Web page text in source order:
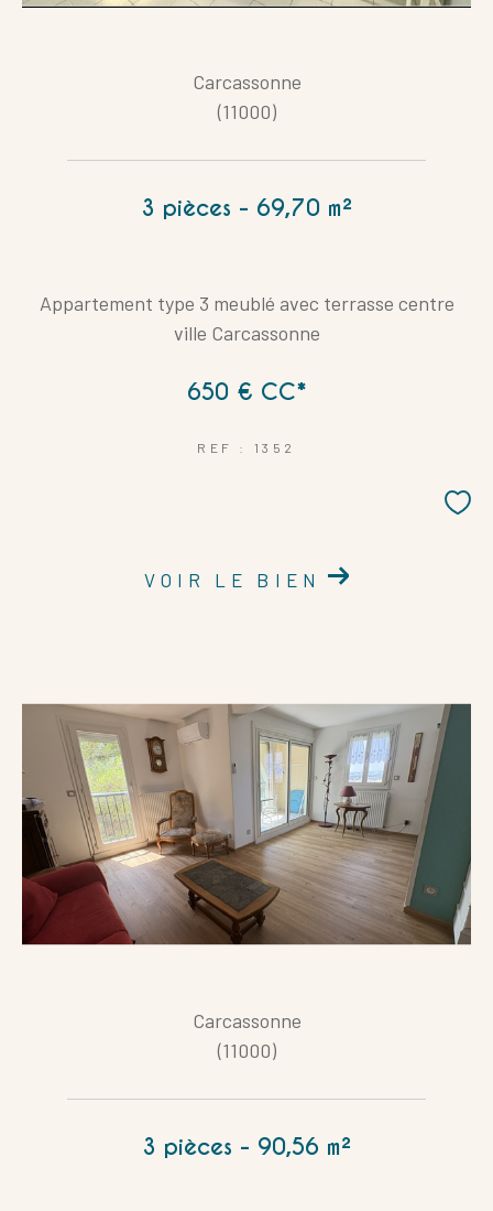
Carcassonne
(11000)
3 pièces - 69,70 m²
Appartement type 3 meublé avec terrasse centre
ville Carcassonne
650 € CC*
REF : 1352
VOIR LE BIEN
Carcassonne
(11000)
3 pièces - 90,56 m²